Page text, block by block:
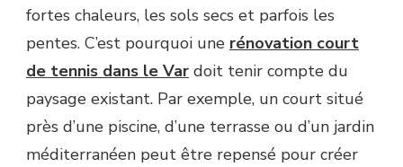
fortes chaleurs, les sols secs et parfois les
pentes. C’est pourquoi une rénovation court
de tennis dans le Var doit tenir compte du
paysage existant. Par exemple, un court situé
près d’une piscine, d’une terrasse ou d’un jardin
méditerranéen peut être repensé pour créer